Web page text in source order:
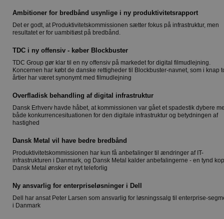
Ambitioner for bredbånd usynlige i ny produktivitetsrapport
Det er godt, at Produktivitetskommissionen sætter fokus på infrastruktur, men
resultatet er for uambitiøst på bredbånd.
TDC i ny offensiv - køber Blockbuster
TDC Group gør klar til en ny offensiv på markedet for digital filmudlejning.
Koncernen har købt de danske rettigheder til Blockbuster-navnet, som i knap
årtier har været synonymt med filmudlejning
Overfladisk behandling af digital infrastruktur
Dansk Erhverv havde håbet, at kommissionen var gået et spadestik dybere
både konkurrencesituationen for den digitale infrastruktur og betydningen af
hastighed
Dansk Metal vil have bedre bredbånd
Produktivitetskommissionen har kun få anbefalinger til ændringer af IT-
infrastrukturen i Danmark, og Dansk Metal kalder anbefalingerne - en tynd
Dansk Metal ønsker et nyt teleforlig
Ny ansvarlig for enterpriseløsninger i Dell
Dell har ansat Peter Larsen som ansvarlig for løsningssalg til enterprise-
i Danmark